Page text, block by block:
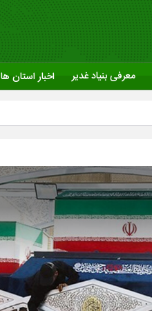
معرفی بنیاد غدیر اخبار استان ها